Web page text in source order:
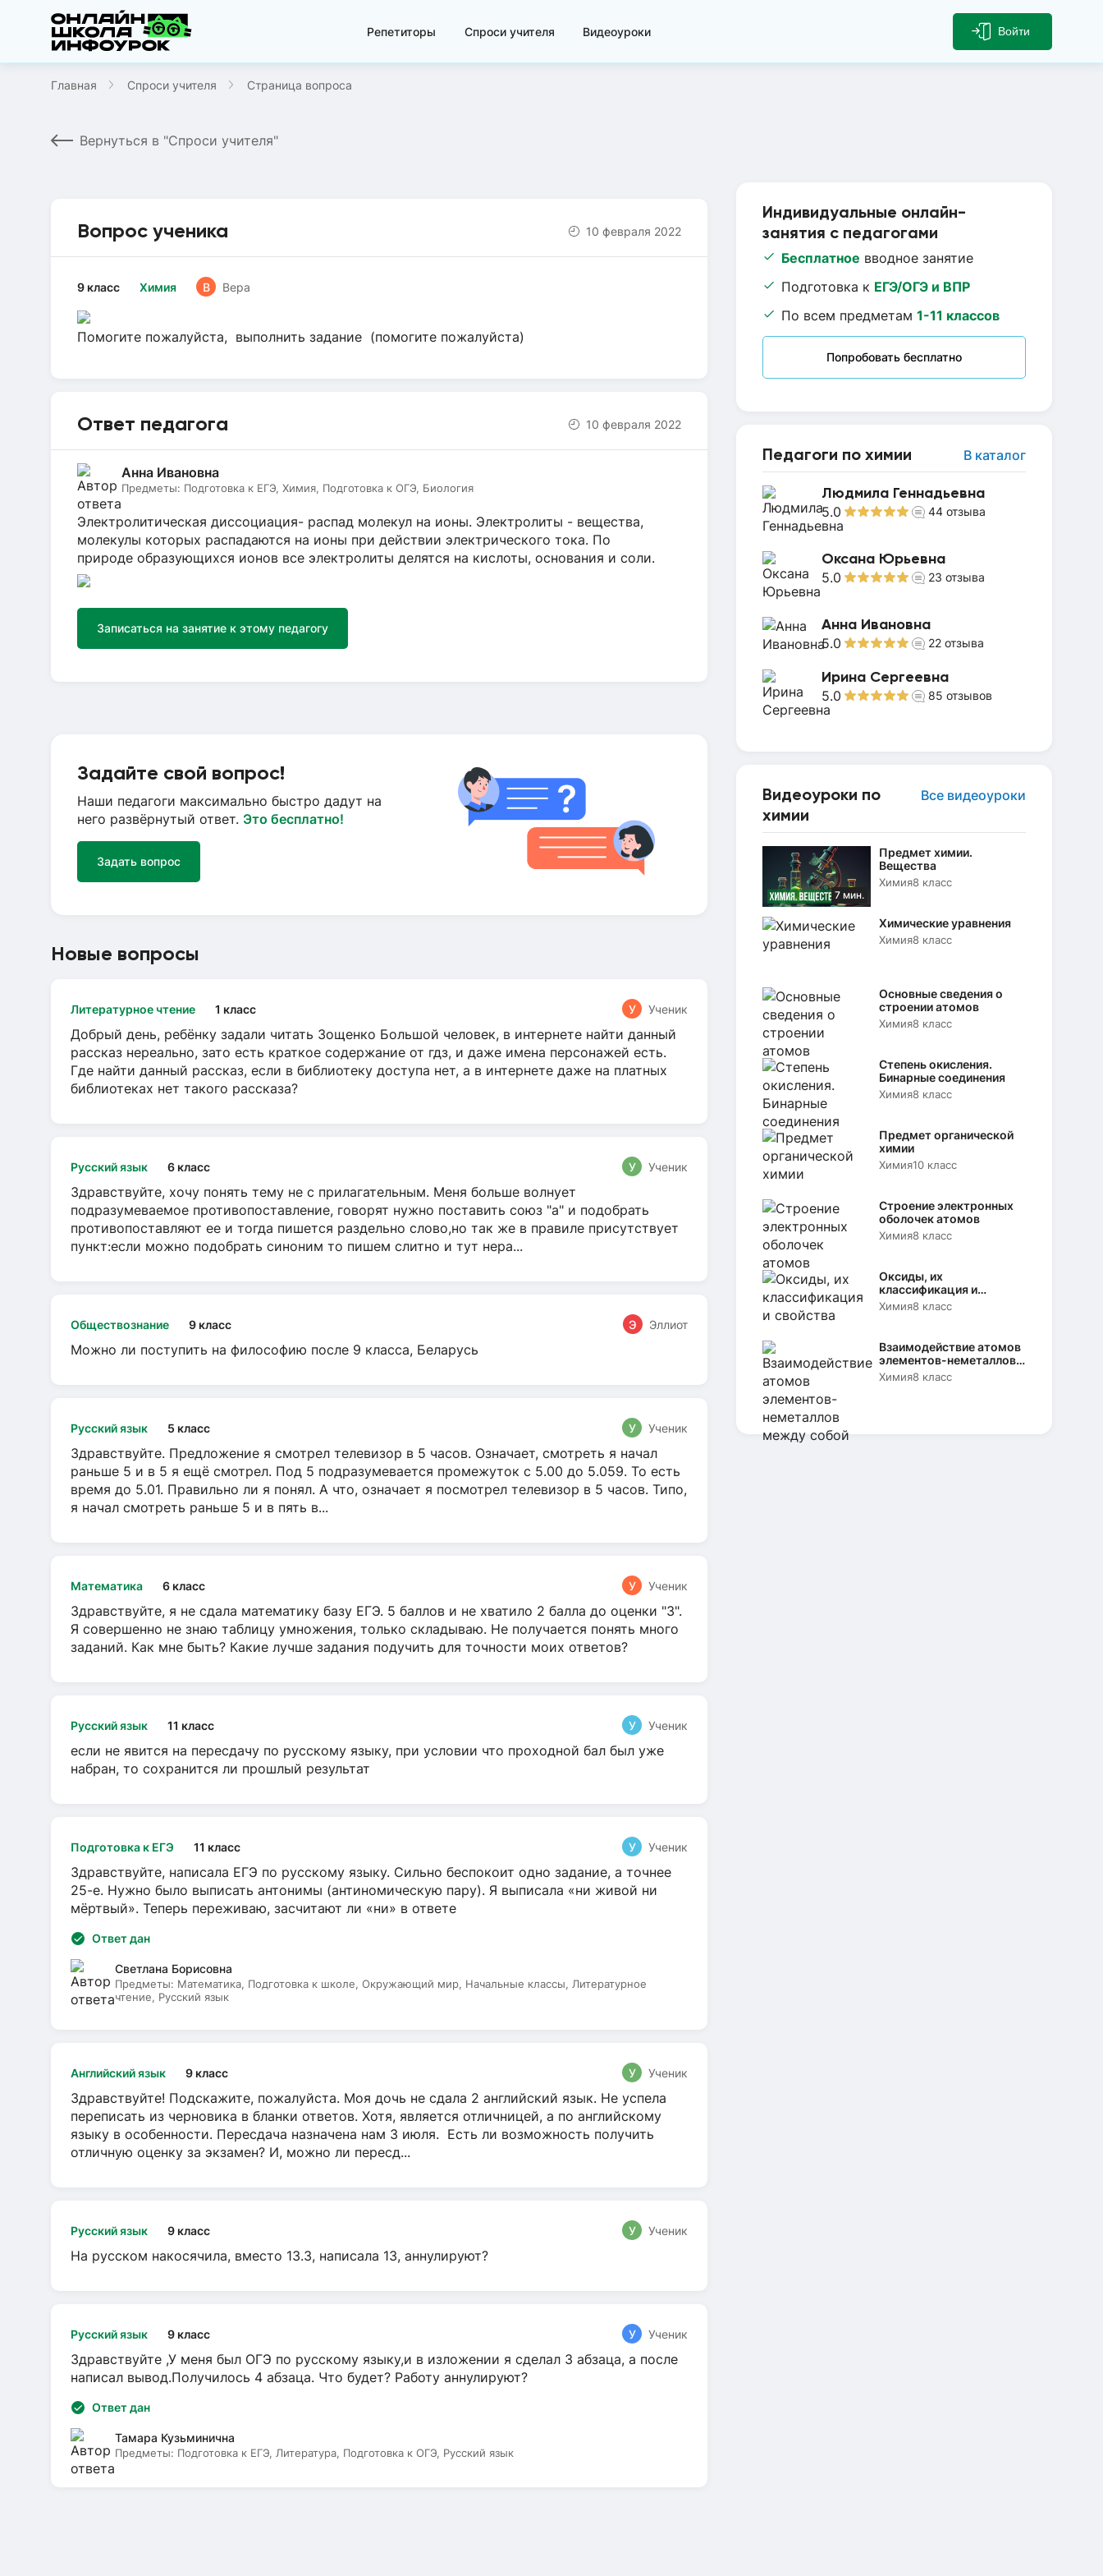
Репетиторы Спроси учителя Видеоуроки Войти
Главная Спроси учителя Страница вопроса
Вернуться в "Спроси учителя"
Индивидуальные онлайн-
занятия с педагогами
Бесплатное вводное занятие
Подготовка к ЕГЭ/ОГЭ и ВПР
По всем предметам 1-11 классов
Попробовать бесплатно
Педагоги по химии В каталог
Людмила Геннадьевна
5.0 44 отзыва
Оксана Юрьевна
5.0 23 отзыва
Анна Ивановна
5.0 22 отзыва
Ирина Сергеевна
5.0 85 отзывов
Видеоуроки по
химии
Все видеоуроки
7 мин.
Предмет химии.
Вещества
Химия8 класс
Химические уравнения
Химия8 класс
Основные сведения о
строении атомов
Химия8 класс
Степень окисления.
Бинарные соединения
Химия8 класс
Предмет органической
химии
Химия10 класс
Строение электронных
оболочек атомов
Химия8 класс
Оксиды, их
классификация и
свойства
Химия8 класс
Взаимодействие атомов
элементов-неметаллов
между собой
Химия8 класс
Вопрос ученика 10 февраля 2022
Химия
9 класс В Вера
Помогите пожалуйста, выполнить задание (помогите пожалуйста)
Ответ педагога 10 февраля 2022
Анна Ивановна
Предметы: Подготовка к ЕГЭ, Химия, Подготовка к ОГЭ, Биология
Электролитическая диссоциация- распад молекул на ионы. Электролиты - вещества,
молекулы которых распадаются на ионы при действии электрического тока. По
природе образующихся ионов все электролиты делятся на кислоты, основания и соли.
Записаться на занятие к этому педагогу
Задайте свой вопрос!
Наши педагоги максимально быстро дадут на
него развёрнутый ответ. Это бесплатно!
Задать вопрос
Новые вопросы
Литературное чтение 1 класс У Ученик
Добрый день, ребёнку задали читать Зощенко Большой человек, в интернете найти данный
рассказ нереально, зато есть краткое содержание от гдз, и даже имена персонажей есть.
Где найти данный рассказ, если в библиотеку доступа нет, а в интернете даже на платных
библиотеках нет такого рассказа?
Русский язык 6 класс У Ученик
Здравствуйте, хочу понять тему не с прилагательным. Меня больше волнует
подразумеваемое противопоставление, говорят нужно поставить союз "а" и подобрать
противопоставляют ее и тогда пишется раздельно слово,но так же в правиле присутствует
пункт:если можно подобрать синоним то пишем слитно и тут нера...
Обществознание 9 класс Э Эллиот
Можно ли поступить на философию после 9 класса, Беларусь
Русский язык 5 класс У Ученик
Здравствуйте. Предложение я смотрел телевизор в 5 часов. Означает, смотреть я начал
раньше 5 и в 5 я ещё смотрел. Под 5 подразумевается промежуток с 5.00 до 5.059. То есть
время до 5.01. Правильно ли я понял. А что, означает я посмотрел телевизор в 5 часов. Типо,
я начал смотреть раньше 5 и в пять в...
Математика 6 класс У Ученик
Здравствуйте, я не сдала математику базу ЕГЭ. 5 баллов и не хватило 2 балла до оценки "3".
Я совершенно не знаю таблицу умножения, только складываю. Не получается понять много
заданий. Как мне быть? Какие лучше задания подучить для точности моих ответов?
Русский язык 11 класс У Ученик
если не явится на пересдачу по русскому языку, при условии что проходной бал был уже
набран, то сохранится ли прошлый результат
Подготовка к ЕГЭ 11 класс У Ученик
Здравствуйте, написала ЕГЭ по русскому языку. Сильно беспокоит одно задание, а точнее
25-е. Нужно было выписать антонимы (антиномическую пару). Я выписала «ни живой ни
мёртвый». Теперь переживаю, засчитают ли «ни» в ответе
Ответ дан
Светлана Борисовна
Предметы: Математика, Подготовка к школе, Окружающий мир, Начальные классы, Литературное
чтение, Русский язык
Английский язык 9 класс У Ученик
Здравствуйте! Подскажите, пожалуйста. Моя дочь не сдала 2 английский язык. Не успела
переписать из черновика в бланки ответов. Хотя, является отличницей, а по английскому
языку в особенности. Пересдача назначена нам 3 июля. Есть ли возможность получить
отличную оценку за экзамен? И, можно ли пересд...
Русский язык 9 класс У Ученик
На русском накосячила, вместо 13.3, написала 13, аннулируют?
Русский язык 9 класс У Ученик
Здравствуйте ,У меня был ОГЭ по русскому языку,и в изложении я сделал 3 абзаца, а после
написал вывод.Получилось 4 абзаца. Что будет? Работу аннулируют?
Ответ дан
Тамара Кузьминична
Предметы: Подготовка к ЕГЭ, Литература, Подготовка к ОГЭ, Русский язык